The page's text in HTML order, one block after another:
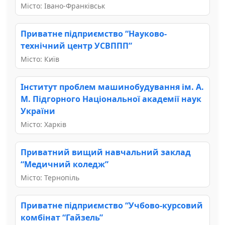
Місто: Івано-Франківськ
Приватне підприємство “Науково-
технічний центр УСВППП”
Місто: Київ
Інститут проблем машинобудування ім. А.
М. Підгорного Національної академії наук
України
Місто: Харків
Приватний вищий навчальний заклад
“Медичний коледж”
Місто: Тернопіль
Приватне підприємство “Учбово-курсовий
комбінат “Гайзель”